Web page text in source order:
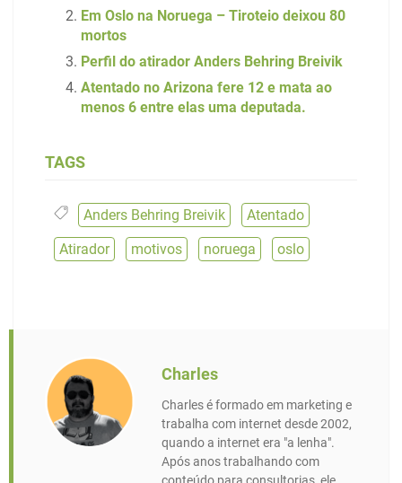
Em Oslo na Noruega – Tiroteio deixou 80
mortos
Perfil do atirador Anders Behring Breivik
Atentado no Arizona fere 12 e mata ao
menos 6 entre elas uma deputada.
TAGS
Anders Behring Breivik Atentado
Atirador
motivos noruega oslo
Charles
Charles é formado em marketing e
trabalha com internet desde 2002,
quando a internet era "a lenha".
Após anos trabalhando com